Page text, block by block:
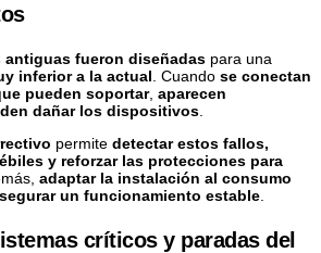
antiguas fueron diseñadas para una
inferior a la actual . Cuando se conectan
pueden soportar, aparecen
dañar los dispositivos
permite detectar estos fallos,
y reforzar las protecciones para
adaptar la instalación al consumo
un funcionamiento estable
críticos y paradas del